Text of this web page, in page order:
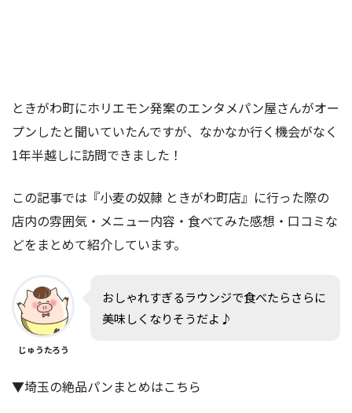
ときがわ町にホリエモン発案のエンタメパン屋さんがオー
プンしたと聞いていたんですが、なかなか行く機会がなく
1年半越しに訪問できました！
この記事では『小麦の奴隷 ときがわ町店』に行った際の
店内の雰囲気・メニュー内容・食べてみた感想・口コミな
どをまとめて紹介しています。
じゅうたろう
おしゃれすぎるラウンジで食べたらさらに
美味しくなりそうだよ♪
▼埼玉の絶品パンまとめはこちら